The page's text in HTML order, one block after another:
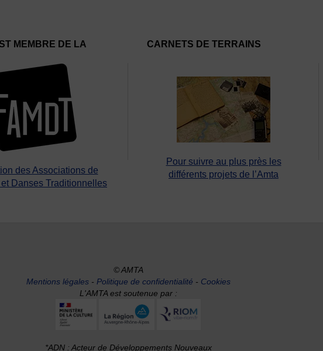
MEMBRE DE LA
des Associations de
Danses Traditionnelles
CARNETS DE TERRAINS
Pour suivre au plus près les
différents projets de l’Amta
© AMTA
Mentions légales- Politique de confidentialité - Cookies
L'AMTA est soutenue par :
*ADN : Acteur de Développements Nouveaux